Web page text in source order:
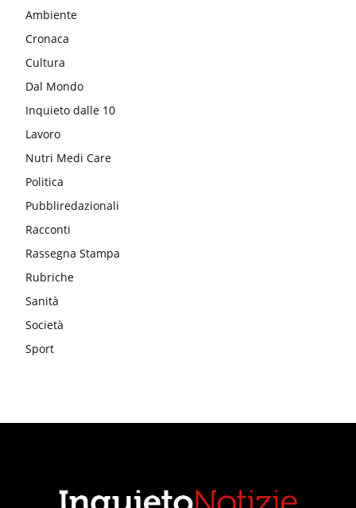
Ambiente
Cronaca
Cultura
Dal Mondo
Inquieto dalle 10
Lavoro
Nutri Medi Care
Politica
Pubbliredazionali
Racconti
Rassegna Stampa
Rubriche
Sanità
Società
Sport